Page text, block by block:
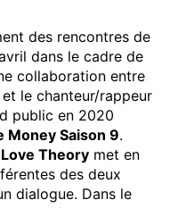
des rencontres de
dans le cadre de
collaboration entre
le chanteur/rappeur
public en 2020
Money Saison 9.
Love Theory met en
des deux
dialogue. Dans le